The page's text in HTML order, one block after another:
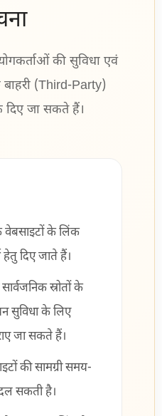
की सुविधा एवं
(Third-Party)
दिए जा सकते हैं।
वेबसाइटों के लिंक
दिए जाते हैं।
स्रोतों के
सुविधा के लिए
जा सकते हैं।
की सामग्री समय-
सकती है।